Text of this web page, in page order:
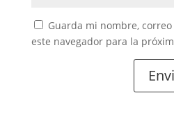
Guarda mi nombre,
este navegador para la